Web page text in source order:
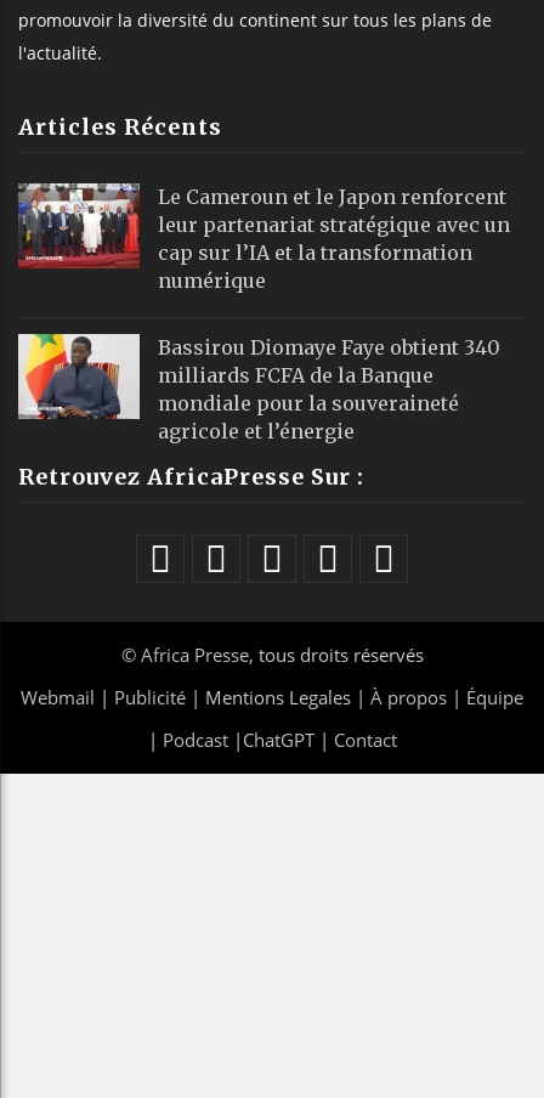
promouvoir la diversité du continent sur tous les plans de
l'actualité.
Articles Récents
Le Cameroun et le Japon renforcent
leur partenariat stratégique avec un
cap sur l’IA et la transformation
numérique
Bassirou Diomaye Faye obtient 340
milliards FCFA de la Banque
mondiale pour la souveraineté
agricole et l’énergie
Retrouvez AfricaPresse Sur :
© Africa Presse, tous droits réservés
Webmail | Publicité | Mentions Legales | À propos | Équipe
| Podcast| ChatGPT| Contact